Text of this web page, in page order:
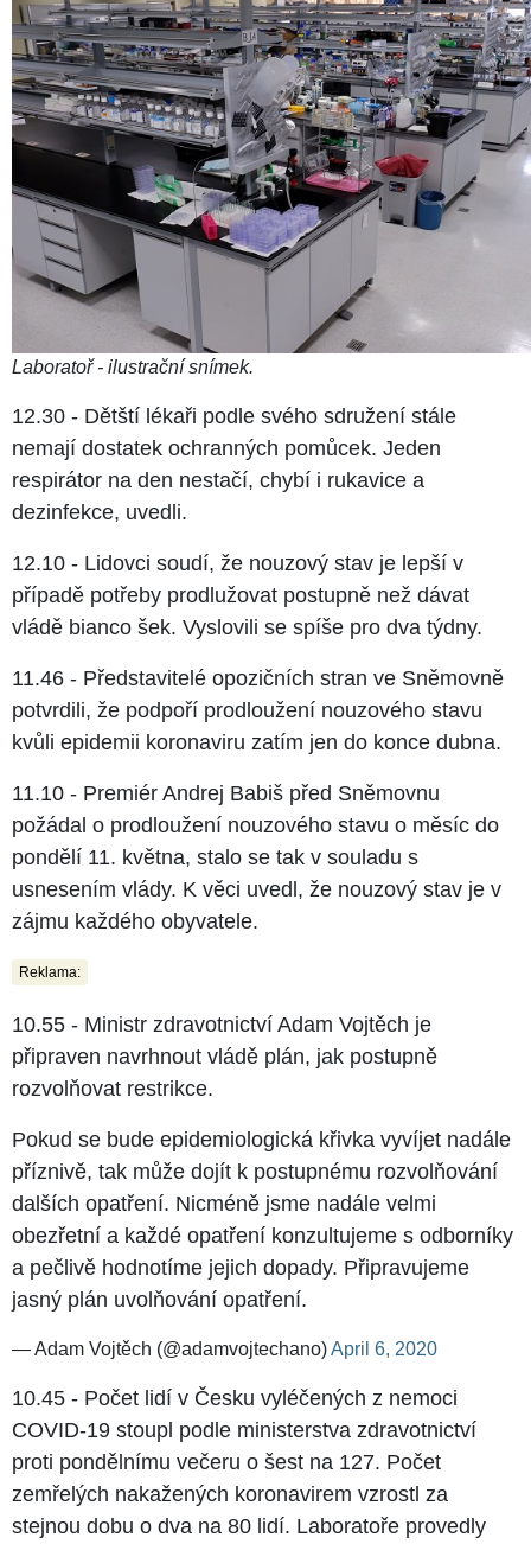
Laboratoř - ilustrační snímek.
12.30 - Dětští lékaři podle svého sdružení stále
nemají dostatek ochranných pomůcek. Jeden
respirátor na den nestačí, chybí i rukavice a
dezinfekce, uvedli.
12.10 - Lidovci soudí, že nouzový stav je lepší v
případě potřeby prodlužovat postupně než dávat
vládě bianco šek. Vyslovili se spíše pro dva týdny.
11.46 - Představitelé opozičních stran ve Sněmovně
potvrdili, že podpoří prodloužení nouzového stavu
kvůli epidemii koronaviru zatím jen do konce dubna.
11.10 - Premiér Andrej Babiš před Sněmovnu
požádal o prodloužení nouzového stavu o měsíc do
pondělí 11. května, stalo se tak v souladu s
usnesením vlády. K věci uvedl, že nouzový stav je v
zájmu každého obyvatele.
Reklama:
10.55 - Ministr zdravotnictví Adam Vojtěch je
připraven navrhnout vládě plán, jak postupně
rozvolňovat restrikce.
Pokud se bude epidemiologická křivka vyvíjet nadále
příznivě, tak může dojít k postupnému rozvolňování
dalších opatření. Nicméně jsme nadále velmi
obezřetní a každé opatření konzultujeme s odborníky
a pečlivě hodnotíme jejich dopady. Připravujeme
jasný plán uvolňování opatření.
— Adam Vojtěch (@adamvojtechano)April 6, 2020
10.45 - Počet lidí v Česku vyléčených z nemoci
COVID-19 stoupl podle ministerstva zdravotnictví
proti pondělnímu večeru o šest na 127. Počet
zemřelých nakažených koronavirem vzrostl za
stejnou dobu o dva na 80 lidí. Laboratoře provedly